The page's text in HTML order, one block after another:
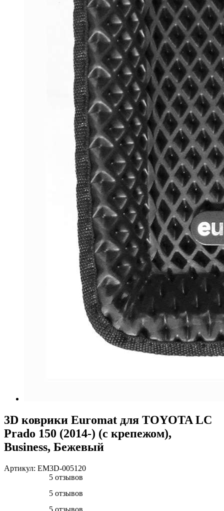
3D коврики Euromat для TOYOTA LС
Prado 150 (2014-) (с крепежом),
Business, Бежевый
Артикул: EM3D-005120
5 отзывов
5 отзывов
5 отзывов